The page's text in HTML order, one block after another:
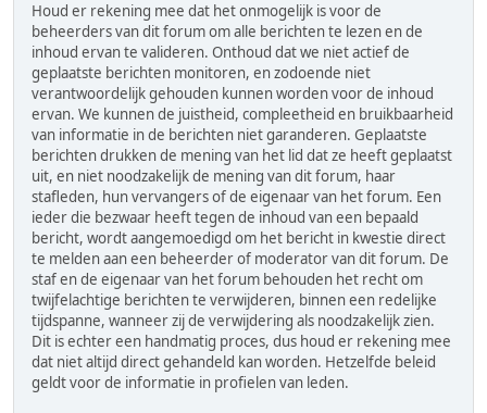
Houd er rekening mee dat het onmogelijk is voor de
beheerders van dit forum om alle berichten te lezen en de
inhoud ervan te valideren. Onthoud dat we niet actief de
geplaatste berichten monitoren, en zodoende niet
verantwoordelijk gehouden kunnen worden voor de inhoud
ervan. We kunnen de juistheid, compleetheid en bruikbaarheid
van informatie in de berichten niet garanderen. Geplaatste
berichten drukken de mening van het lid dat ze heeft geplaatst
uit, en niet noodzakelijk de mening van dit forum, haar
stafleden, hun vervangers of de eigenaar van het forum. Een
ieder die bezwaar heeft tegen de inhoud van een bepaald
bericht, wordt aangemoedigd om het bericht in kwestie direct
te melden aan een beheerder of moderator van dit forum. De
staf en de eigenaar van het forum behouden het recht om
twijfelachtige berichten te verwijderen, binnen een redelijke
tijdspanne, wanneer zij de verwijdering als noodzakelijk zien.
Dit is echter een handmatig proces, dus houd er rekening mee
dat niet altijd direct gehandeld kan worden. Hetzelfde beleid
geldt voor de informatie in profielen van leden.